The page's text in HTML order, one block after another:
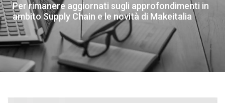
Per rimanere aggiornati sugli approfondimenti in
ambito Supply Chain e le novità di Makeitalia